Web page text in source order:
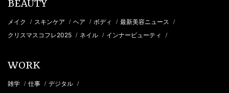
BEAUTY
メイク / スキンケア / ヘア / ボディ / 最新美容ニュース /
クリスマスコフレ2025 / ネイル / インナービューティ /
WORK
雑学 / 仕事 / デジタル /